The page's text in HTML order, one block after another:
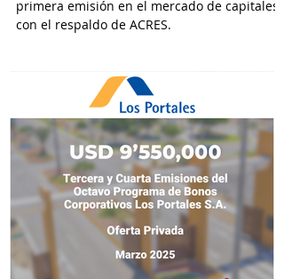
primera emisión en el mercado de capitales
con el respaldo de ACRES.